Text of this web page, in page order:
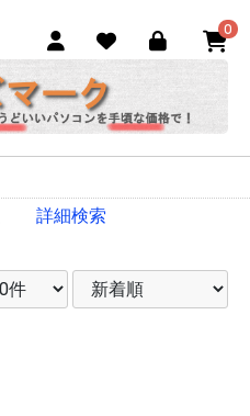
0
詳細検索